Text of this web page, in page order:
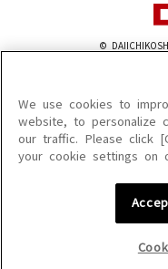
©
このサイトに掲載されている一切
を問わず、著作権法の定める範囲
を禁じます。
楽曲及びコンテンツは、機種によ
楽曲及びコンテンツの配信日、配
We use cookies to
website, to personalize
our traffic. Please click
your cookie settings on